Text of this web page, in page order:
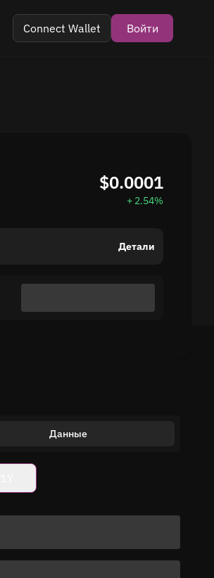
Connect Wallet Войти
$0.0001
+ 2.54%
Детали
Данные